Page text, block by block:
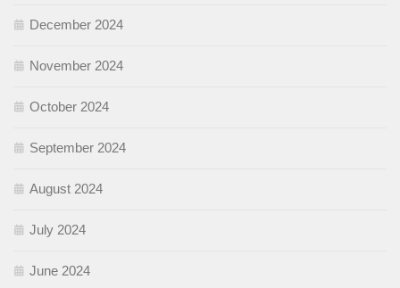
December 2024
November 2024
October 2024
September 2024
August 2024
July 2024
June 2024